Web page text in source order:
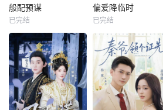
般配预谋
已完结
偏爱降临时
已完结